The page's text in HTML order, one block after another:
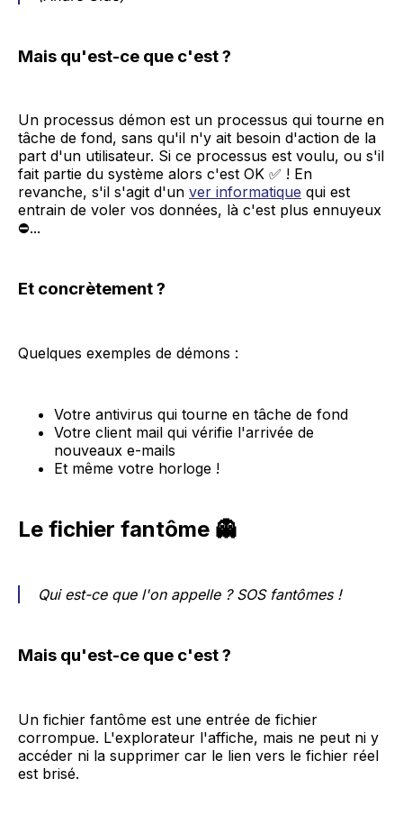
Mais qu'est-ce que c'est ?
Un processus démon est un processus qui tourne en
tâche de fond, sans qu'il n'y ait besoin d'action de la
part d'un utilisateur. Si ce processus est voulu, ou s'il
fait partie du système alors c'est OK ✅ ! En
revanche, s'il s'agit d'un ver informatique qui est
entrain de voler vos données, là c'est plus ennuyeux
⛔...
Et concrètement ?
Quelques exemples de démons :
Votre antivirus qui tourne en tâche de fond
Votre client mail qui vérifie l'arrivée de
nouveaux e-mails
Et même votre horloge !
Le fichier fantôme 👻
Qui est-ce que l'on appelle ? SOS fantômes !
Mais qu'est-ce que c'est ?
Un fichier fantôme est une entrée de fichier
corrompue. L'explorateur l'affiche, mais ne peut ni y
accéder ni la supprimer car le lien vers le fichier réel
est brisé.